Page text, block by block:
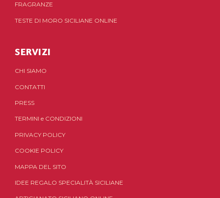
FRAGRANZE
TESTE DI MORO SICILIANE ONLINE
SERVIZI
CHI SIAMO
CONTATTI
PRESS
TERMINI e CONDIZIONI
PRIVACY POLICY
COOKIE POLICY
MAPPA DEL SITO
IDEE REGALO SPECIALITÀ SICILIANE